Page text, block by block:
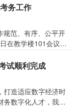
初心，缅忠魂践使
汲取奋进力量。 上午
场安静庄严，尽显对
务工作
规范、有序、公平开
在教学楼101会议室
试顺利完成
打造适应数字经济时
务数字化人才，我校